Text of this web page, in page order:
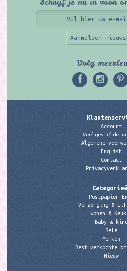
Aanmelden
Volg
Account
Veelgestelde
Algemene
English
Contact
Postpapier
Verzorging &
Wonen &
Baby & kind
Sale
Merken
Best verkochte
Nieuw